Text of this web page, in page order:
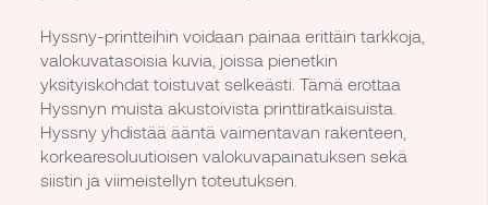
Hyssny-printteihin voidaan painaa erittäin tarkkoja,
valokuvatasoisia kuvia, joissa pienetkin
yksityiskohdat toistuvat selkeästi. Tämä erottaa
Hyssnyn muista akustoivista printtiratkaisuista.
Hyssny yhdistää ääntä vaimentavan rakenteen,
korkearesoluutioisen valokuvapainatuksen sekä
siistin ja viimeistellyn toteutuksen.